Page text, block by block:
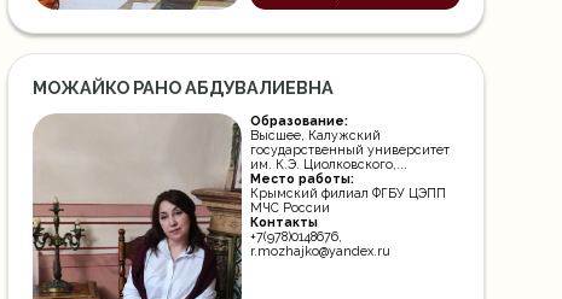
МОЖАЙКО РАНО АБДУВАЛИЕВНА
Образование:
Высшее, Калужский
государственный университет
им. К.Э. Циолковского,...
Место работы:
Крымский филиал ФГБУ ЦЭПП
МЧС России
Контакты
+7(978)0148676,
r.mozhajko@yandex.ru